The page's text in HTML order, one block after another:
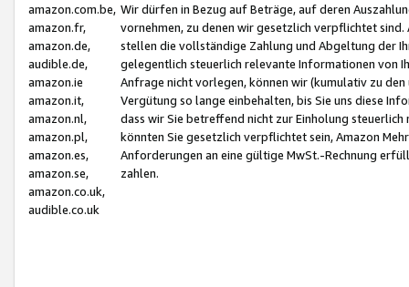
amazon.com.be,
amazon.fr,
amazon.de,
audible.de,
amazon.ie
amazon.it,
amazon.nl,
amazon.pl,
amazon.es,
amazon.se,
amazon.co.uk,
audible.co.uk
Wir dürfen in Bezug auf Beträge, auf deren
vornehmen, zu denen wir gesetzlich verpflichtet
stellen die vollständige Zahlung und Abgeltung der
gelegentlich steuerlich relevante Informationen von
Anfrage nicht vorlegen, können wir (kumulativ zu
Vergütung so lange einbehalten, bis Sie uns diese
dass wir Sie betreffend nicht zur Einholung
könnten Sie gesetzlich verpflichtet sein, Amazon
Anforderungen an eine gültige MwSt.-Rechnung
zahlen.